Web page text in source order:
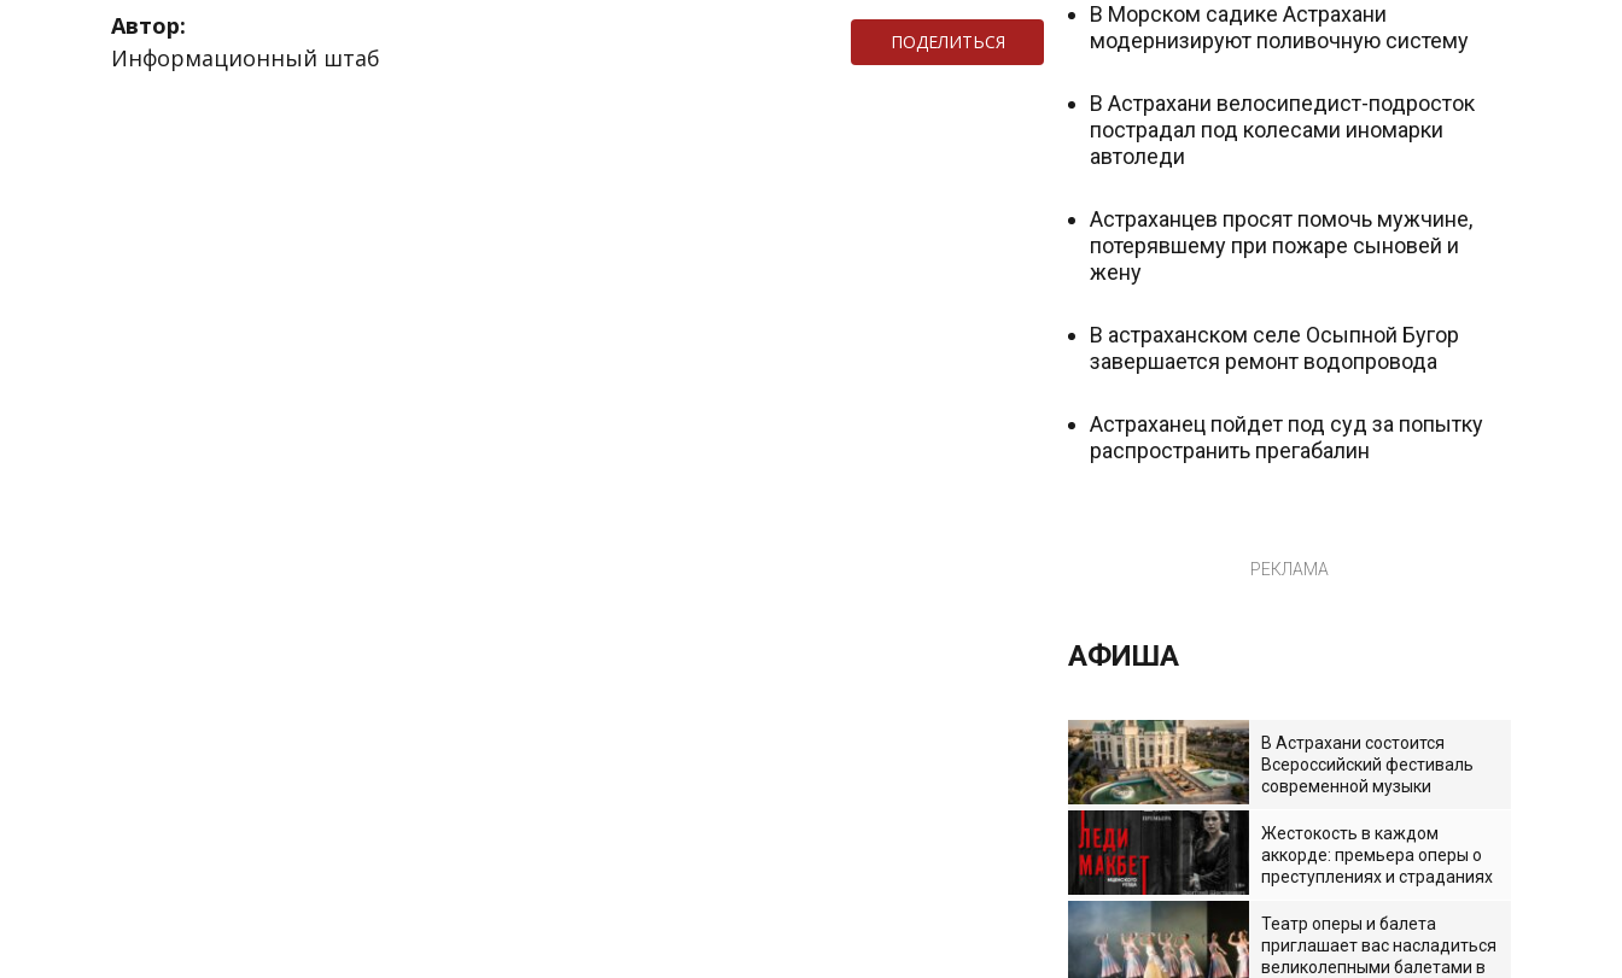
Автор:
Информационный штаб
ПОДЕЛИТЬСЯ
В Морском садике Астрахани
модернизируют поливочную систему
В Астрахани велосипедист-подросток
пострадал под колесами иномарки
автоледи
Астраханцев просят помочь мужчине,
потерявшему при пожаре сыновей и
жену
В астраханском селе Осыпной Бугор
завершается ремонт водопровода
Астраханец пойдет под суд за попытку
распространить прегабалин
РЕКЛАМА
АФИША
В Астрахани состоится
Всероссийский фестиваль
современной музыки
Жестокость в каждом
аккорде: премьера оперы о
преступлениях и страданиях
Театр оперы и балета
приглашает вас насладиться
великолепными балетами в